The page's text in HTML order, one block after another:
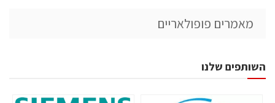
מאמרים פופולאריים
השותפים שלנו